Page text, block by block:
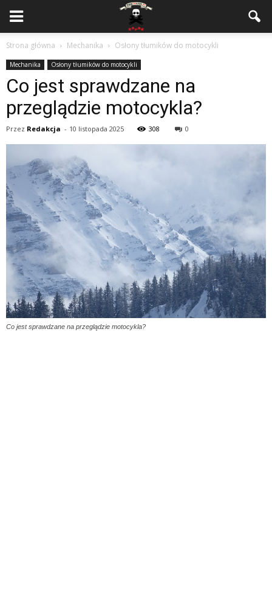
Strona główna Mechanika Osłony tłumików do motocykli
Mechanika Osłony tłumików do motocykli
Co jest sprawdzane na
przeglądzie motocykla?
Przez Redakcja - 10 listopada 2025 308 0
Co jest sprawdzane na przeglądzie motocykla?